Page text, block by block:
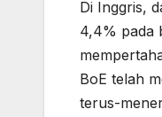
Di Inggris,
4,4% pada
BoE telah
terus-